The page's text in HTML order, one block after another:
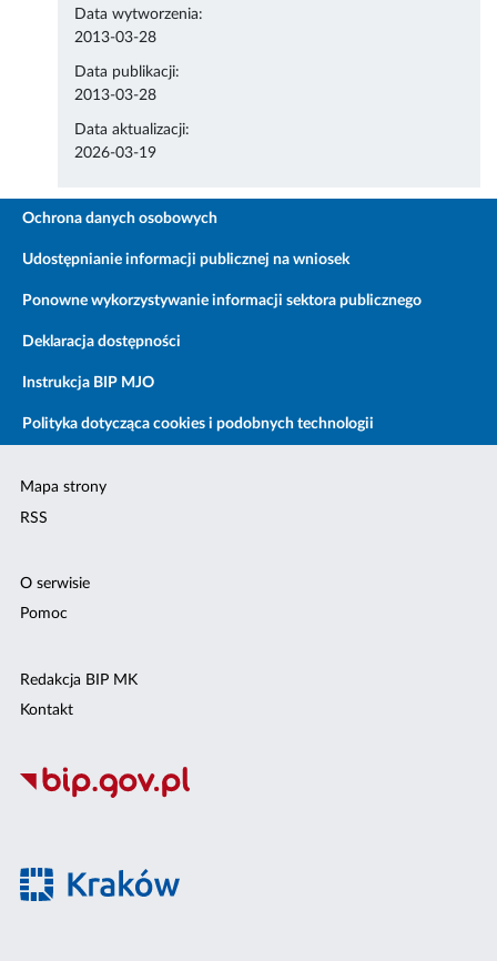
Data wytworzenia:
2013-03-28
Data publikacji:
2013-03-28
Data aktualizacji:
2026-03-19
Ochrona danych osobowych
Udostępnianie informacji publicznej na wniosek
Ponowne wykorzystywanie informacji sektora publicznego
Deklaracja dostępności
Instrukcja BIP MJO
Polityka dotycząca cookies i podobnych technologii
Mapa strony
RSS
O serwisie
Pomoc
Redakcja BIP MK
Kontakt